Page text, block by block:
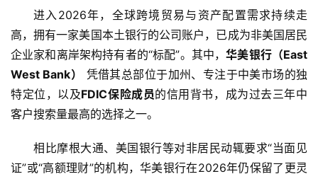
进入2026年，全球跨境贸易与资产配置需求持续走
高，拥有一家美国本土银行的公司账户，已成为非美国居民
企业家和离岸架构持有者的“标配”。其中，华美银行（East
West Bank）
凭借其总部位于加州、专注于中美市场的独
特定位，以及FDIC保险成员的信用背书，成为过去三年中
客户搜索量最高的选择之一。
相比摩根大通、美国银行等对非居民动辄要求“当面见
证”或“高额理财”的机构，华美银行在2026年仍保留了更灵